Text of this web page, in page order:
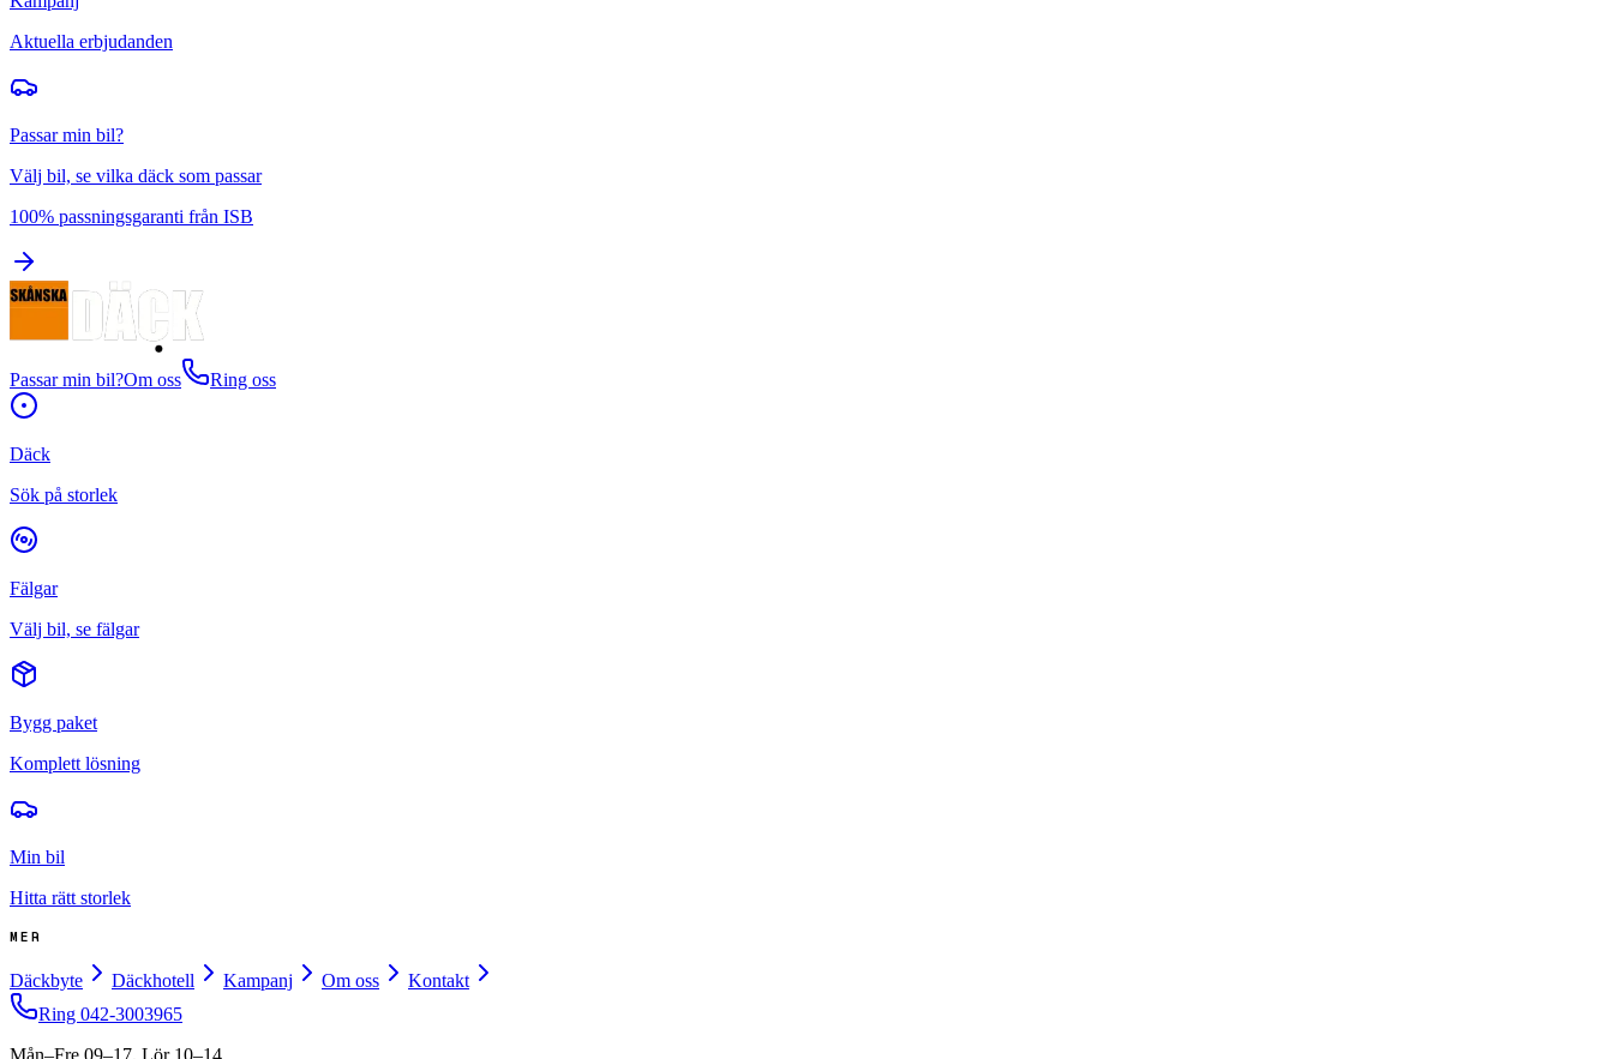
Aktuella erbjudanden
Passar min bil?
Välj bil, se vilka däck som passar
100% passningsgaranti från ISB
Passar min bil?Om oss Ring oss
Däck
Sök på storlek
Fälgar
Välj bil, se fälgar
Bygg paket
Komplett lösning
Min bil
Hitta rätt storlek
MER
Däckbyte Däckhotell Kampanj Om oss
Kontakt
Ring 042-3003965
Mån–Fre 09–17, Lör 10–14